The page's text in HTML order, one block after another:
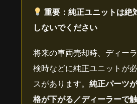
重要：純正ユニットは絶
しないでください
将来の車両売却時、ディー
検時などに純正ユニットが
スがあります。 純正パーツ
格が下がる／ディーラーで